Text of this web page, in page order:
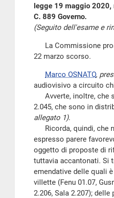
legge 19 maggio
C. 889 Governo.
(Seguito dell'esame e
La Commissione
22 marzo scorso.
Marco OSNATO,
audiovisivo a circuito
Avverte, inoltre, che
2.045, che sono in
allegato 1).
Ricorda, quindi, che
espresso parere
oggetto di proposte di
tuttavia accantonati. Si
emendative delle quali
villette (Fenu 01.07,
2.206, Sala 2.207);